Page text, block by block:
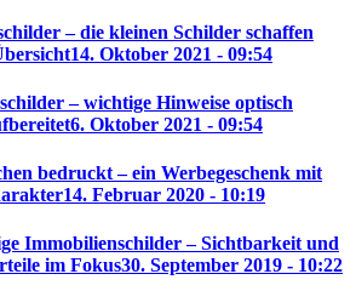
– die kleinen Schilder schaffen
14. Oktober 2021 - 09:54
– wichtige Hinweise optisch
6. Oktober 2021 - 09:54
bedruckt – ein Werbegeschenk mit
14. Februar 2020 - 10:19
Immobilienschilder – Sichtbarkeit und
im Fokus30. September 2019 - 10:22